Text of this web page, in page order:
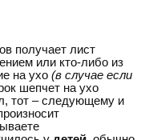
получает лист
или кто-либо из
на ухо (в случае если
шепчет на ухо
тот – следующему и